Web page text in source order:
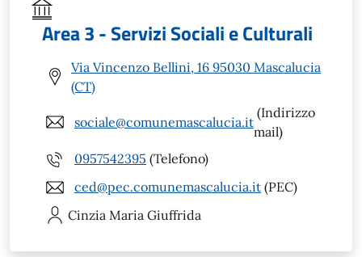
Area 3 - Servizi Sociali e Culturali
Via Vincenzo Bellini, 16 95030 Mascalucia
(CT)
sociale@comunemascalucia.it
(Indirizzo
mail)
0957542395 (Telefono)
ced@pec.comunemascalucia.it (PEC)
Cinzia Maria Giuffrida